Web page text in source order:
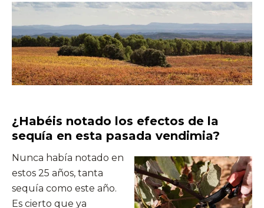
¿Habéis notado los efectos de la
sequía en esta pasada vendimia?
Nunca había notado en
estos 25 años, tanta
sequía como este año.
Es cierto que ya